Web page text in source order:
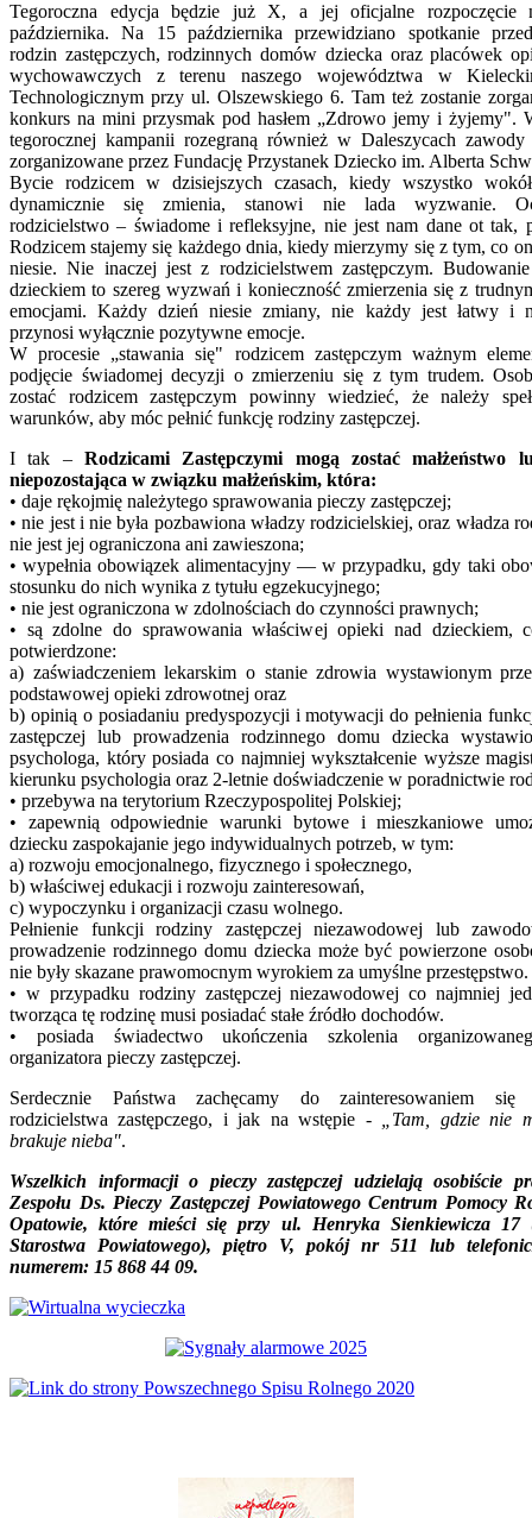
Tegoroczna edycja będzie już X, a jej oficjalne rozpoczęcie
października. Na 15 października przewidziano spotkanie
rodzin zastępczych, rodzinnych domów dziecka oraz placówek
wychowawczych z terenu naszego województwa w
Technologicznym przy ul. Olszewskiego 6. Tam też zostanie
konkurs na mini przysmak pod hasłem „Zdrowo jemy i żyjemy".
tegorocznej kampanii rozegraną również w Daleszycach zawody
zorganizowane przez Fundację Przystanek Dziecko im. Alberta
Bycie rodzicem w dzisiejszych czasach, kiedy wszystko
dynamicznie się zmienia, stanowi nie lada wyzwanie.
rodzicielstwo – świadome i refleksyjne, nie jest nam dane ot tak,
Rodzicem stajemy się każdego dnia, kiedy mierzymy się z tym, co
niesie. Nie inaczej jest z rodzicielstwem zastępczym.
dzieckiem to szereg wyzwań i konieczność zmierzenia się z
emocjami. Każdy dzień niesie zmiany, nie każdy jest łatwy i
przynosi wyłącznie pozytywne emocje.
W procesie „stawania się" rodzicem zastępczym ważnym
podjęcie świadomej decyzji o zmierzeniu się z tym trudem.
zostać rodzicem zastępczym powinny wiedzieć, że należy
warunków, aby móc pełnić funkcję rodziny zastępczej.
I tak – Rodzicami Zastępczymi mogą zostać małżeństwo
niepozostająca w związku małżeńskim, która:
• daje rękojmię należytego sprawowania pieczy zastępczej;
• nie jest i nie była pozbawiona władzy rodzicielskiej, oraz władza
nie jest jej ograniczona ani zawieszona;
• wypełnia obowiązek alimentacyjny — w przypadku, gdy taki
stosunku do nich wynika z tytułu egzekucyjnego;
• nie jest ograniczona w zdolnościach do czynności prawnych;
• są zdolne do sprawowania właściwej opieki nad dzieckiem,
potwierdzone:
a) zaświadczeniem lekarskim o stanie zdrowia wystawionym
podstawowej opieki zdrowotnej oraz
b) opinią o posiadaniu predyspozycji i motywacji do pełnienia
zastępczej lub prowadzenia rodzinnego domu dziecka
psychologa, który posiada co najmniej wykształcenie wyższe
kierunku psychologia oraz 2-letnie doświadczenie w poradnictwie
• przebywa na terytorium Rzeczypospolitej Polskiej;
• zapewnią odpowiednie warunki bytowe i mieszkaniowe
dziecku zaspokajanie jego indywidualnych potrzeb, w tym:
a) rozwoju emocjonalnego, fizycznego i społecznego,
b) właściwej edukacji i rozwoju zainteresowań,
c) wypoczynku i organizacji czasu wolnego.
Pełnienie funkcji rodziny zastępczej niezawodowej lub
prowadzenie rodzinnego domu dziecka może być powierzone
nie były skazane prawomocnym wyrokiem za umyślne przestępstwo.
• w przypadku rodziny zastępczej niezawodowej co najmniej
tworząca tę rodzinę musi posiadać stałe źródło dochodów.
• posiada świadectwo ukończenia szkolenia
organizatora pieczy zastępczej.
Serdecznie Państwa zachęcamy do zainteresowaniem się
rodzicielstwa zastępczego, i jak na wstępie -
„Tam, gdzie nie
brakuje nieba".
Wszelkich informacji o pieczy zastępczej udzielają osobiście
Zespołu Ds. Pieczy Zastępczej Powiatowego Centrum Pomocy
Opatowie, które mieści się przy ul. Henryka Sienkiewicza 17
Starostwa Powiatowego), piętro V, pokój nr 511 lub
numerem: 15 868 44 09.